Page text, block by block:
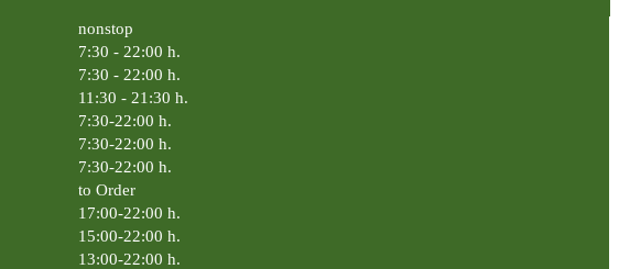
nonstop
7:30 - 22:00 h.
7:30 - 22:00 h.
11:30 - 21:30 h.
7:30-22:00 h.
7:30-22:00 h.
7:30-22:00 h.
to Order
17:00-22:00 h.
15:00-22:00 h.
13:00-22:00 h.